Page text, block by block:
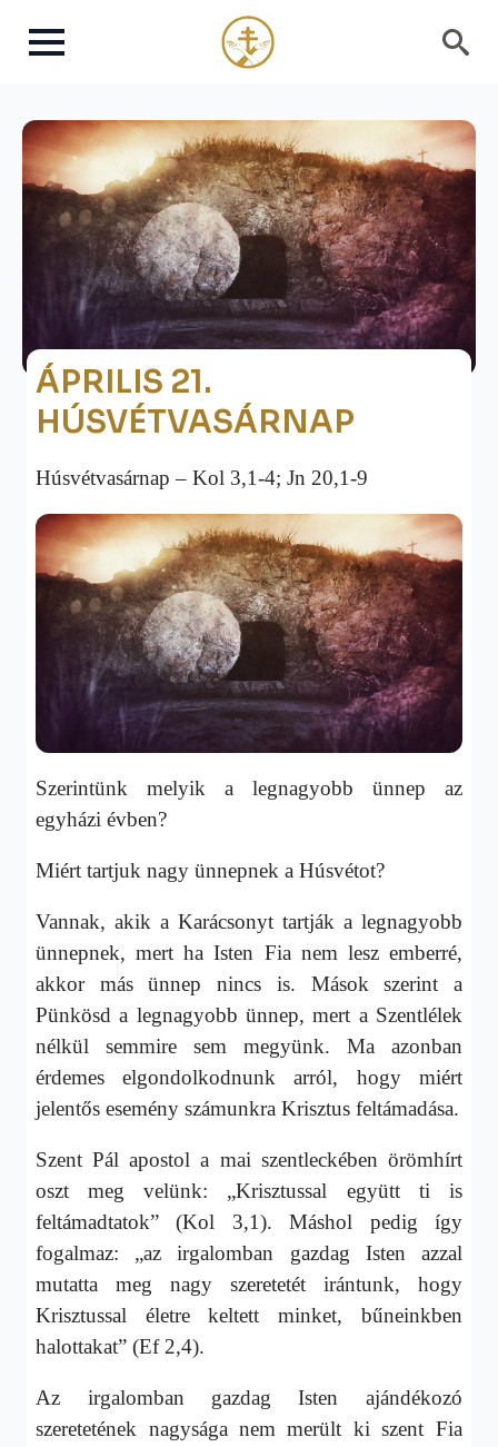
ÁPRILIS 21.
HÚSVÉTVASÁRNAP
Húsvétvasárnap – Kol 3,1-4; Jn 20,1-9
Szerintünk melyik a legnagyobb ünnep az
egyházi évben?
Miért tartjuk nagy ünnepnek a Húsvétot?
Vannak, akik a Karácsonyt tartják a legnagyobb
ünnepnek, mert ha Isten Fia nem lesz emberré,
akkor más ünnep nincs is. Mások szerint a
Pünkösd a legnagyobb ünnep, mert a Szentlélek
nélkül semmire sem megyünk. Ma azonban
érdemes elgondolkodnunk arról, hogy miért
jelentős esemény számunkra Krisztus feltámadása.
Szent Pál apostol a mai szentleckében örömhírt
oszt meg velünk: „Krisztussal együtt ti is
feltámadtatok” (Kol 3,1). Máshol pedig így
fogalmaz: „az irgalomban gazdag Isten azzal
mutatta meg nagy szeretetét irántunk, hogy
Krisztussal életre keltett minket, bűneinkben
halottakat” (Ef 2,4).
Az irgalomban gazdag Isten ajándékozó
szeretetének nagysága nem merült ki szent Fia